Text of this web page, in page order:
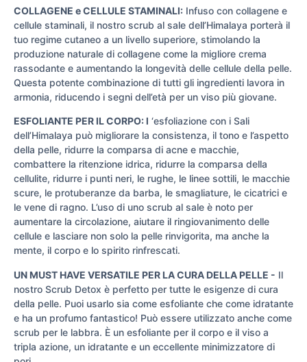
COLLAGENE e CELLULE STAMINALI: Infuso con collagene e
cellule staminali, il nostro scrub al sale dell’Himalaya porterà il
tuo regime cutaneo a un livello superiore, stimolando la
produzione naturale di collagene come la migliore crema
rassodante e aumentando la longevità delle cellule della pelle.
Questa potente combinazione di tutti gli ingredienti lavora in
armonia, riducendo i segni dell’età per un viso più giovane.
ESFOLIANTE PER IL CORPO: l ‘esfoliazione con i Sali
dell’Himalaya può migliorare la consistenza, il tono e l’aspetto
della pelle, ridurre la comparsa di acne e macchie,
combattere la ritenzione idrica, ridurre la comparsa della
cellulite, ridurre i punti neri, le rughe, le linee sottili, le macchie
scure, le protuberanze da barba, le smagliature, le cicatrici e
le vene di ragno. L’uso di uno scrub al sale è noto per
aumentare la circolazione, aiutare il ringiovanimento delle
cellule e lasciare non solo la pelle rinvigorita, ma anche la
mente, il corpo e lo spirito rinfrescati.
UN MUST HAVE VERSATILE PER LA CURA DELLA PELLE - Il
nostro Scrub Detox è perfetto per tutte le esigenze di cura
della pelle. Puoi usarlo sia come esfoliante che come idratante
e ha un profumo fantastico! Può essere utilizzato anche come
scrub per le labbra. È un esfoliante per il corpo e il viso a
tripla azione, un idratante e un eccellente minimizzatore di